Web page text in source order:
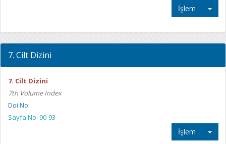
İşlem
7. Cilt Dizini
7. Cilt Dizini
7th Volume Index
Doi No:
Sayfa No: 90-93
İşlem